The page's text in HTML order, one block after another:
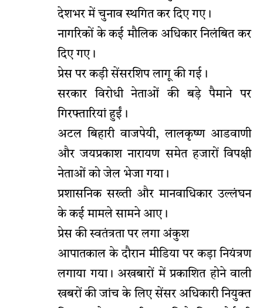
देशभर में चुनाव स्थगित कर दिए गए।
नागरिकों के कई मौलिक अधिकार निलंबित कर
दिए गए।
प्रेस पर कड़ी सेंसरशिप लागू की गई।
सरकार विरोधी नेताओं की बड़े पैमाने पर
गिरफ्तारियां हुईं।
अटल बिहारी वाजपेयी, लालकृष्ण आडवाणी
और जयप्रकाश नारायण समेत हजारों विपक्षी
नेताओं को जेल भेजा गया।
प्रशासनिक सख्ती और मानवाधिकार उल्लंघन
के कई मामले सामने आए।
प्रेस की स्वतंत्रता पर लगा अंकुश
आपातकाल के दौरान मीडिया पर कड़ा नियंत्रण
लगाया गया। अखबारों में प्रकाशित होने वाली
खबरों की जांच के लिए सेंसर अधिकारी नियुक्त